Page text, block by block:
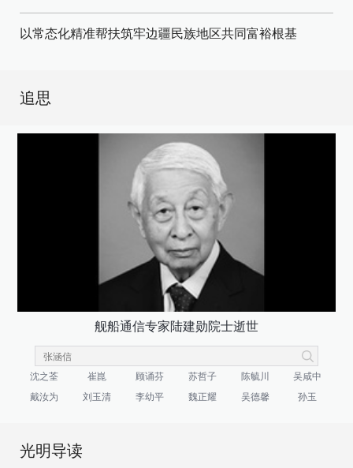
以常态化精准帮扶筑牢边疆民族地区共同富裕根基
追思
舰船通信专家陆建勋院士逝世
沈之荃 崔崑 顾诵芬 苏哲子 陈毓川
吴咸中
戴汝为
刘玉清 李幼平 魏正耀 吴德馨 孙玉
光明导读